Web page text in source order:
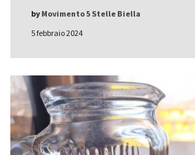
5 febbraio 2024
by Movimento 5 Stelle Biella